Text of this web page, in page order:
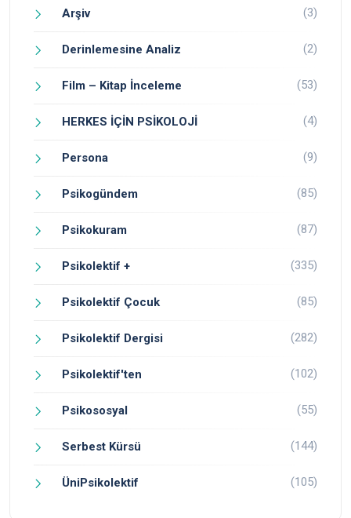
Arşiv (3)
Derinlemesine Analiz (2)
Film – Kitap İnceleme (53)
HERKES İÇİN PSİKOLOJİ (4)
Persona (9)
Psikogündem (85)
Psikokuram (87)
Psikolektif + (335)
Psikolektif Çocuk (85)
Psikolektif Dergisi (282)
Psikolektif'ten (102)
Psikososyal (55)
Serbest Kürsü (144)
ÜniPsikolektif (105)